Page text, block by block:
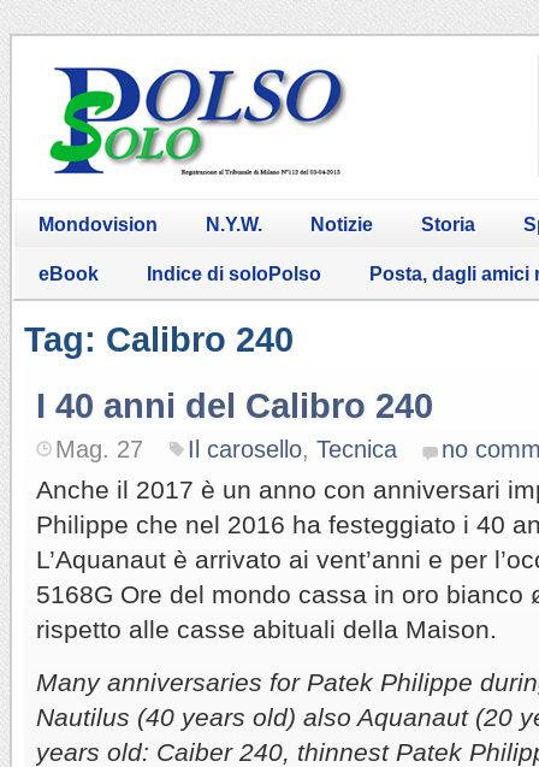
Mondovision N.Y.W. Notizie Storia
eBook Indice di soloPolso Posta, dagli amici
Tag: Calibro 240
I 40 anni del Calibro 240
Mag. 27 Il carosello, Tecnica no
Anche il 2017 è un anno con anniversari
Philippe che nel 2016 ha festeggiato i 40
L’Aquanaut è arrivato ai vent’anni e per
5168G Ore del mondo cassa in oro bianco
rispetto alle casse abituali della Maison.
Many anniversaries for Patek Philippe
Nautilus (40 years old) also Aquanaut (20
years old: Caiber 240, thinnest Patek